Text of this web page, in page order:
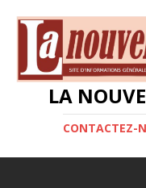
LA
CONTACTEZ-